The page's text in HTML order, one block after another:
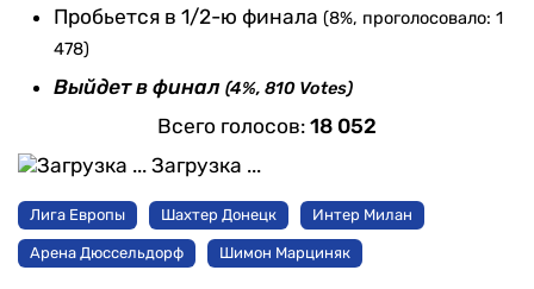
Пробьется в 1/2-ю финала (8%, проголосовало: 1
478)
Выйдет в финал (4%, 810 Votes)
Всего голосов: 18 052
Загрузка ...
Лига Европы Шахтер Донецк Интер Милан
Арена Дюссельдорф Шимон Марциняк